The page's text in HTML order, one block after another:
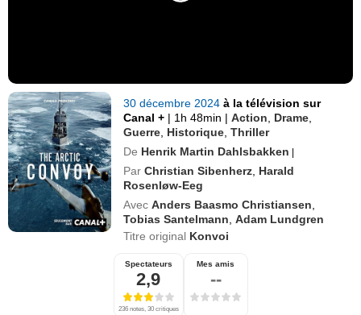
30 décembre 2024à la télévision sur
Canal + | 1h 48min | Action Drame
Guerre Historique ,Thriller
De Henrik Martin Dahlsbakken |
Par Christian Sibenherz Harald
Rosenløw-Eeg
Avec Anders Baasmo Christiansen
Tobias Santelmann ,Adam Lundgren
Titre original Konvoi
Spectateurs
2,9
236 notes, 30 critiques
Mes amis
--